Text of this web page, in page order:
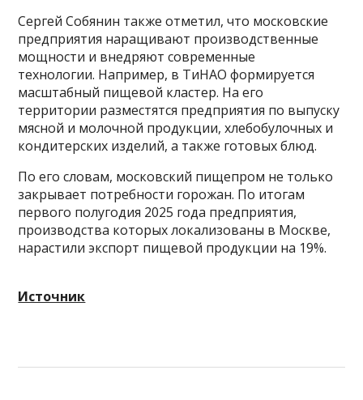
Сергей Собянин также отметил, что московские
предприятия наращивают производственные
мощности и внедряют современные
технологии. Например, в ТиНАО формируется
масштабный пищевой кластер. На его
территории разместятся предприятия по выпуску
мясной и молочной продукции, хлебобулочных и
кондитерских изделий, а также готовых блюд.
По его словам, московский пищепром не только
закрывает потребности горожан. По итогам
первого полугодия 2025 года предприятия,
производства которых локализованы в Москве,
нарастили экспорт пищевой продукции на 19%.
Источник